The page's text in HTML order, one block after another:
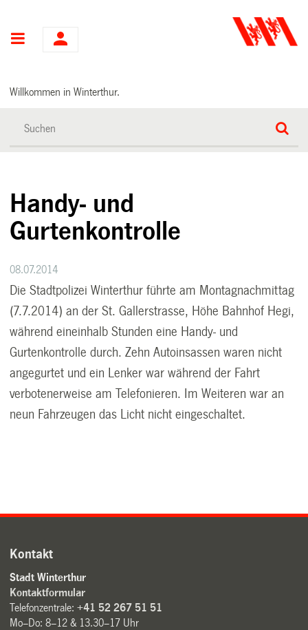
Hauptnavigation
Willkommen in Winterthur.
Handy- und
Gurtenkontrolle
08.07.2014
Die Stadtpolizei Winterthur führte am Montagnachmittag
(7.7.2014) an der St. Gallerstrasse, Höhe Bahnhof Hegi,
während eineinhalb Stunden eine Handy- und
Gurtenkontrolle durch. Zehn Autoinsassen waren nicht
angegurtet und ein Lenker war während der Fahrt
verbotenerweise am Telefonieren. Im Weiteren war an
neun Fahrzeugen das Licht nicht eingeschaltet.
Kontakt
Stadt Winterthur
Kontaktformular
Telefonzentrale:+41 52 267 51 51
Mo–Do: 8–12 & 13.30–17 Uhr